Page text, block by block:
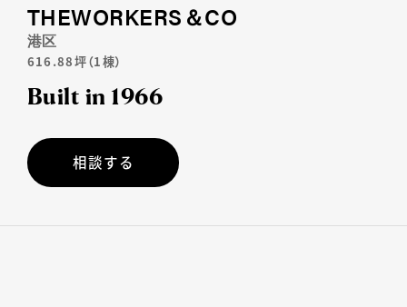
THEWORKERS＆CO
港区
616.88坪（1棟）
Built in 1966